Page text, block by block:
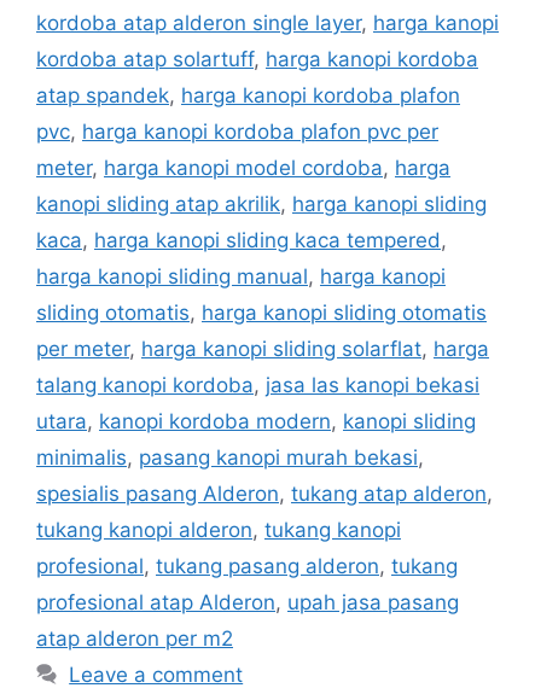
kordoba atap alderon single layer, harga kanopi
kordoba atap solartuff, harga kanopi kordoba
atap spandek, harga kanopi kordoba plafon
pvc, harga kanopi kordoba plafon pvc per
meter, harga kanopi model cordoba, harga
kanopi sliding atap akrilik, harga kanopi sliding
kaca, harga kanopi sliding kaca tempered ,
harga kanopi sliding manual, harga kanopi
sliding otomatis, harga kanopi sliding otomatis
per meter, harga kanopi sliding solarflat, harga
talang kanopi kordoba, jasa las kanopi bekasi
utara, kanopi kordoba modern, kanopi sliding
minimalis, pasang kanopi murah bekasi,
spesialis pasang Alderon, tukang atap alderon,
tukang kanopi alderon, tukang kanopi
profesional, tukang pasang alderon, tukang
profesional atap Alderon, upah jasa pasang
atap alderon per m2
Leave a comment